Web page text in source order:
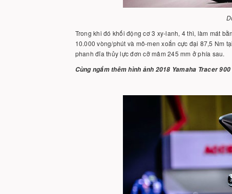
Trong khi đó khối động cơ 3 xy-lanh, 4 thì, làm mát
10.000 vòng/phút và mô-men xoắn cực đại 87,5 Nm
phanh đĩa thủy lực đơn cỡ mâm 245 mm ở phía sau.
Cùng ngắm thêm hình ảnh 2018 Yamaha Tracer